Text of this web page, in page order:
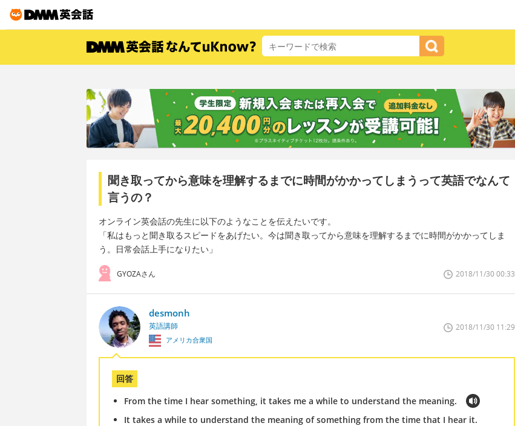
聞き取ってから意味を理解するまでに時間がかかってしまうって英語でなんて
言うの？
オンライン英会話の先生に以下のようなことを伝えたいです。
「私はもっと聞き取るスピードをあげたい。今は聞き取ってから意味を理解するまでに時間がかかってしま
う。日常会話上手になりたい」
GYOZAさん 2018/11/30 00:33
desmonh
英語講師
アメリカ合衆国
2018/11/30 11:29
回答
From the time I hear something, it takes me a while to understand the meaning.
It takes a while to understand the meaning of something from the time that I hear it.